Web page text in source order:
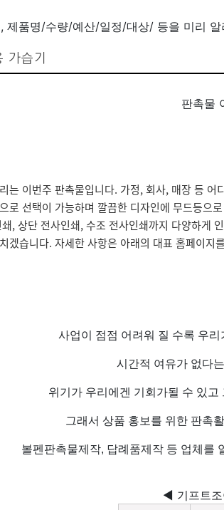
제품명/수량/예산/일정/대상/ 등을 미리
가습기
판촉물
는 이번주 판촉물입니다. 가정, 회사, 매장 등
로 선택이 가능하며 깔끔한 디자인에 무드등
, 상단 전사인쇄, 수조 전사인쇄까지 다양하게
겠습니다. 자세한 사항은 아래의 대표 홈페이지
사업이 점점 어려워 질 수록 우
시간적 여유가 없다
위기가 우리에겐 기회가될 수 있
그래서 상품 홍보를 위한 판촉
볼펜판촉물제작, 답례품제작 등 업체를
◀ 기프트